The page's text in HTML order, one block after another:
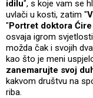
idilu", s koje vam se
uvlači u kosti, zatim "
"Portret doktora
osvaja igrom
možda čak i svojih
kao što je meni
zanemarujte svoj
kakvom društvu na
riba.